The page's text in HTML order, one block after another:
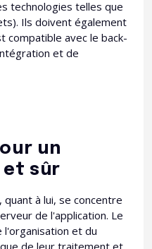
technologies telles que
Ils doivent également
compatible avec le back-
et de
un
et sûr
à lui, se concentre
de l'application. Le
et du